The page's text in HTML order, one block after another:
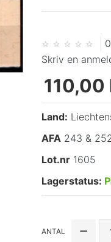
Skriv en
110,00
Land:
AFA 243 &
Lot.nr 1605
Lagerstatus:
ANTAL